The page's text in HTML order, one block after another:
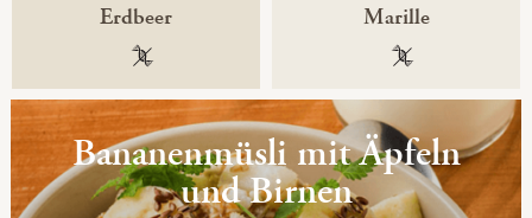
Erdbeer
100 % gentechnikfrei
Marille
100 %
Bananenmüsli mit Äpfeln
und Birnen